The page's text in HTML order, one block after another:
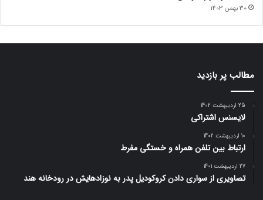
30 بهمن 1403
مطالب پر بازدید
25 اردیبهشت 1402
لایسنس اشتراکی
10 اردیبهشت 1402
ارتباط بین تلفن همراه و خستگی مفرط
27 اردیبهشت 1401
تصاویری از سواری دادن کروکودیل پدر به نوزادهایش در رودخانه هند